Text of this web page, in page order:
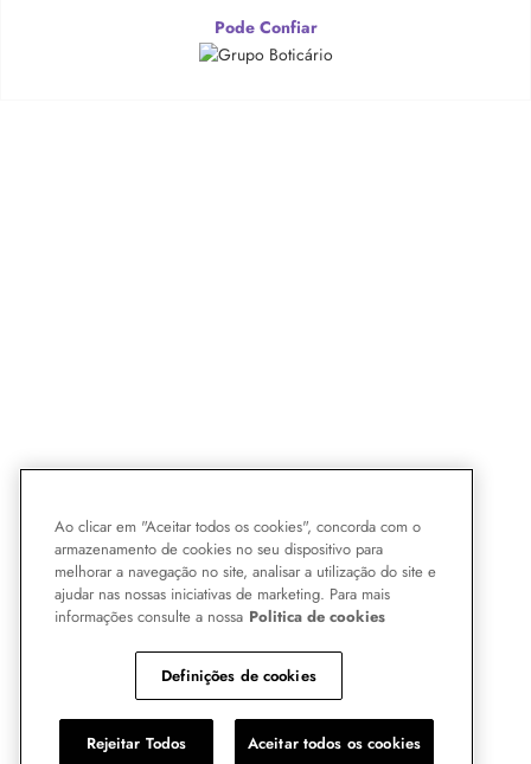
Pode Confiar
Ao clicar em "Aceitar todos os cookies", concorda com o
armazenamento de cookies no seu dispositivo para
melhorar a navegação no site, analisar a utilização do site e
ajudar nas nossas iniciativas de marketing. Para mais
informações consulte a nossa Politica de cookies
Definições de cookies
Rejeitar Todos Aceitar todos os cookies